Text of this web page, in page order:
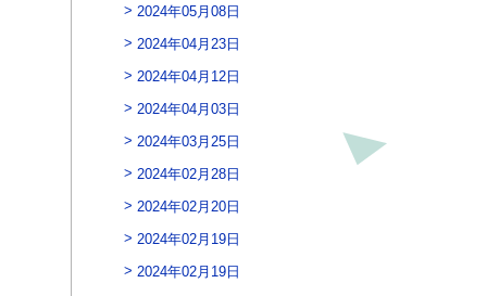
2024年05月08日
2024年04月23日
2024年04月12日
2024年04月03日
2024年03月25日
2024年02月28日
2024年02月20日
2024年02月19日
2024年02月19日